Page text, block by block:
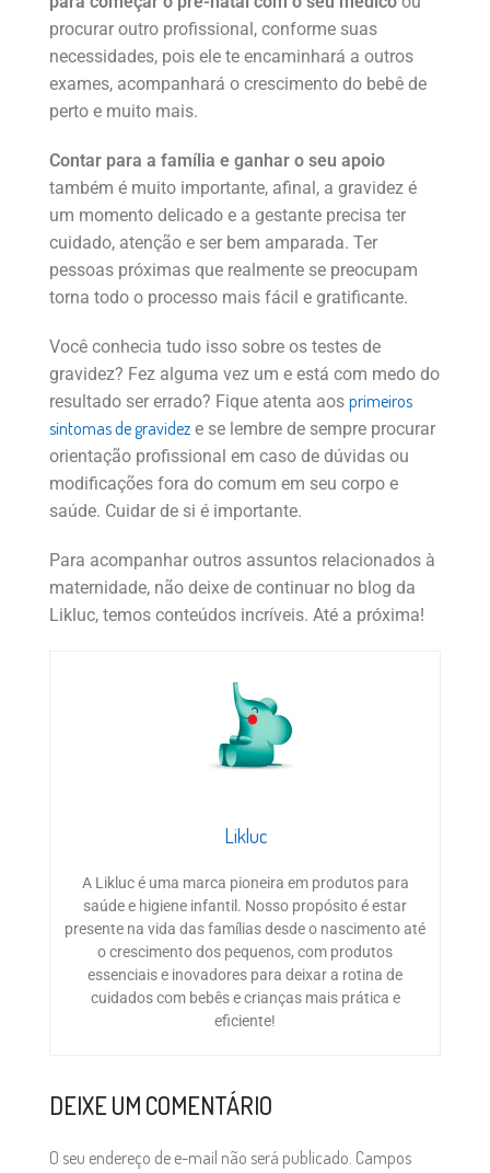
procurar outro profissional, conforme suas
necessidades, pois ele te encaminhará a outros
exames, acompanhará o crescimento do bebê de
perto e muito mais.
Contar para a família e ganhar o seu apoio
também é muito importante, afinal, a gravidez é
um momento delicado e a gestante precisa ter
cuidado, atenção e ser bem amparada. Ter
pessoas próximas que realmente se preocupam
torna todo o processo mais fácil e gratificante.
Você conhecia tudo isso sobre os testes de
gravidez? Fez alguma vez um e está com medo do
resultado ser errado? Fique atenta aos primeiros
sintomas de gravidez e se lembre de sempre procurar
orientação profissional em caso de dúvidas ou
modificações fora do comum em seu corpo e
saúde. Cuidar de si é importante.
Para acompanhar outros assuntos relacionados à
maternidade, não deixe de continuar no blog da
Likluc, temos conteúdos incríveis. Até a próxima!
Likluc
A Likluc é uma marca pioneira em produtos para
saúde e higiene infantil. Nosso propósito é estar
presente na vida das famílias desde o nascimento até
o crescimento dos pequenos, com produtos
essenciais e inovadores para deixar a rotina de
cuidados com bebês e crianças mais prática e
eficiente!
DEIXE UM COMENTÁRIO
O seu endereço de e-mail não será publicado. Campos